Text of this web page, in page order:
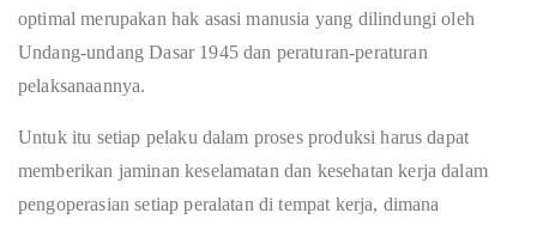
optimal merupakan hak asasi manusia yang dilindungi oleh
Undang-undang Dasar 1945 dan peraturan-peraturan
pelaksanaannya.
Untuk itu setiap pelaku dalam proses produksi harus dapat
memberikan jaminan keselamatan dan kesehatan kerja dalam
pengoperasian setiap peralatan di tempat kerja, dimana